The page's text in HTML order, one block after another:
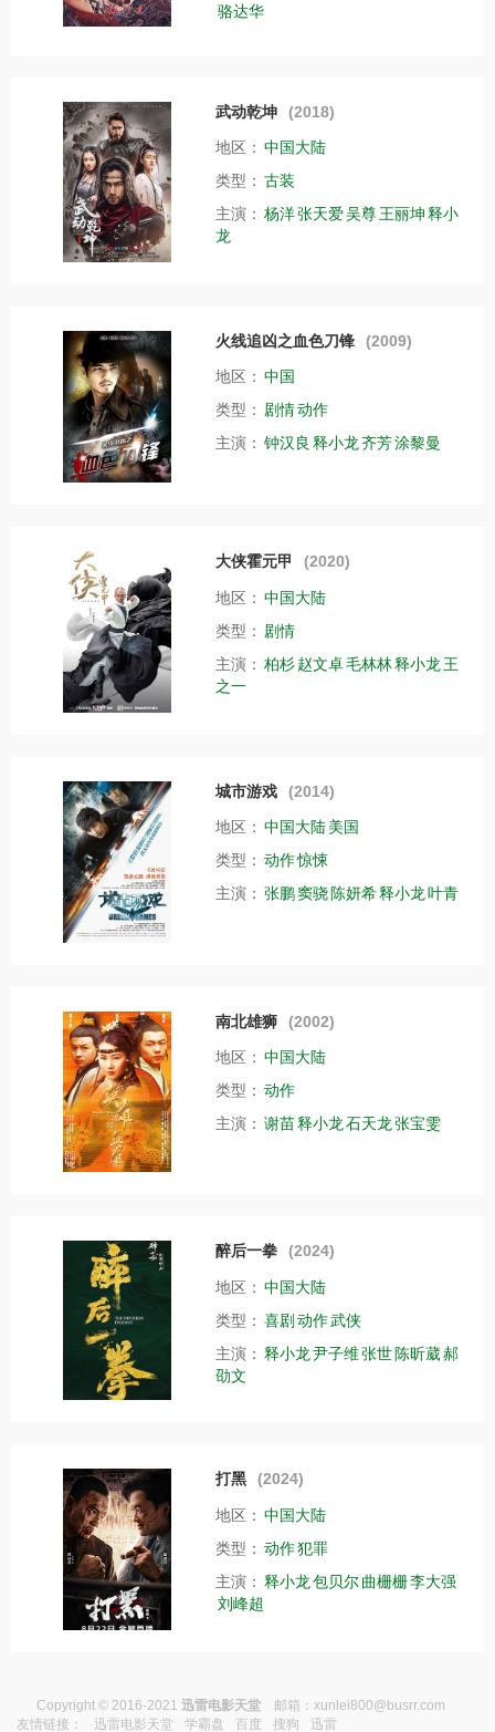
骆达华
武动乾坤 (2018)
地区： 中国大陆
类型： 古装
主演： 杨洋张天爱吴尊王丽坤释小
龙
火线追凶之血色刀锋 (2009)
地区： 中国
类型： 剧情动作
主演： 钟汉良 释小龙齐芳涂黎曼
大侠霍元甲 (2020)
地区： 中国大陆
类型： 剧情
主演： 柏杉赵文卓毛林林释小龙 王
之一
城市游戏 (2014)
地区： 中国大陆美国
类型： 动作惊悚
主演： 张鹏窦骁 陈妍希释小龙叶青
南北雄狮 (2002)
地区： 中国大陆
类型： 动作
主演： 谢苗释小龙石天龙张宝雯
醉后一拳 (2024)
地区： 中国大陆
类型： 喜剧 动作武侠
主演： 释小龙尹子维张世 陈昕葳郝
劭文
打黑 (2024)
地区： 中国大陆
类型： 动作犯罪
主演： 释小龙包贝尔曲栅栅李大强
刘峰超
Copyright © 2016-2021 迅雷电影天堂 邮箱： xunlei800@busrr.com
友情链接：
迅雷电影天堂 学霸盘 百度 搜狗 迅雷